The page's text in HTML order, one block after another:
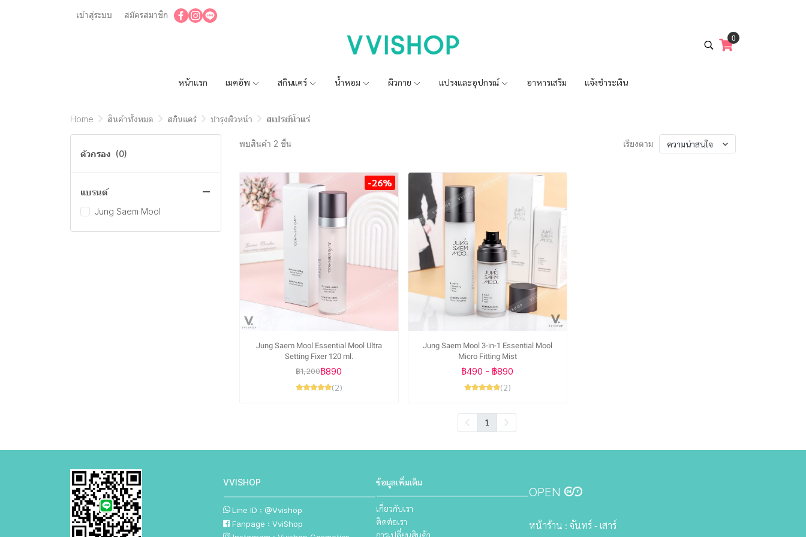
เข้าสู่ระบบ สมัครสมาชิก
0
หน้าแรก เมคอัพ สกินแคร์ น้ำหอม ผิวกาย แปรงและอุปกรณ์ อาหารเสริม แจ้งชำระเงิน
Home สินค้าทั้งหมด สกินแคร์ บำรุงผิวหน้า สเปรย์น้ำแร่
ตัวกรอง (0)
แบรนด์
Jung Saem Mool
พบสินค้า 2 ชิ้น เรียงตาม ความน่าสนใจ
-26%
Jung Saem Mool Essential Mool Ultra
Setting Fixer 120 ml.
฿1,200฿890
(2)
Jung Saem Mool 3-in-1 Essential Mool
Micro Fitting Mist
฿490 - ฿890
(2)
1
VVISHO P
Line ID : @Vvishop
Fanpage : VviShop
ข้อมูลเพิ่มเติม
เกี่ยวกับเรา
ติดต่อเรา
การเปลี่ยนสินค้า
OPEN
หน้าร้าน : จันทร์ - เสาร์